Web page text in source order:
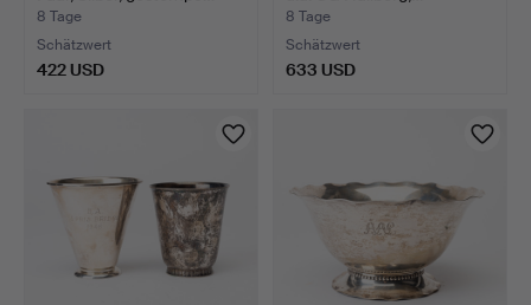
8 Tage
Schätzwert
422 USD
8 Tage
Schätzwert
633 USD